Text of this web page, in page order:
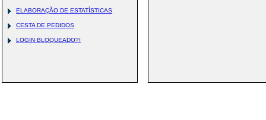
ELABORAÇÃO DE ESTATÍSTICAS
CESTA DE PEDIDOS
LOGIN BLOQUEADO?!